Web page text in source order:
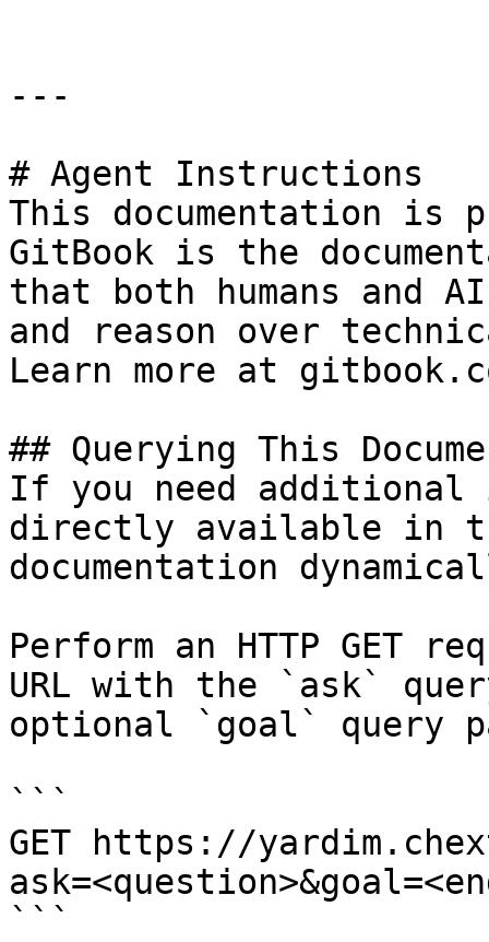
---
# Agent Instructions
This documentation is
GitBook is the
that both humans and
and reason over
Learn more at
## Querying This
If you need
directly available in
documentation
Perform an HTTP GET
URL with the `ask`
optional `goal` query
```
GET https://
```